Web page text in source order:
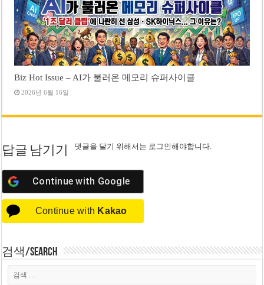
Biz Hot Issue – AI가 불러온 메모리 슈퍼사이클
2026년 6월 16일
답글 남기기 댓글을 달기 위해서는 로그인해야합니다.
Continue with Google
Continue with Kakao
검색/Search